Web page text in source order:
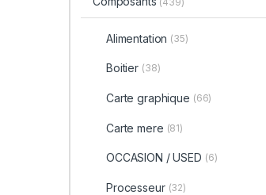
Alimentation (35)
Boitier (38)
Carte graphique (66)
Carte mere (81)
OCCASION / USED (6)
Processeur (32)